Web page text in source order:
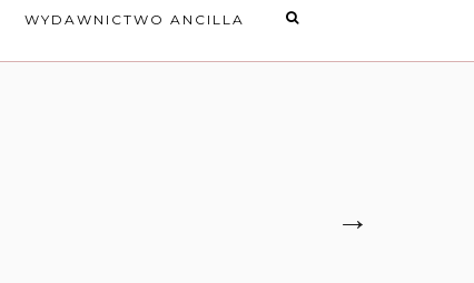
WYDAWNICTWO ANCILLA
→